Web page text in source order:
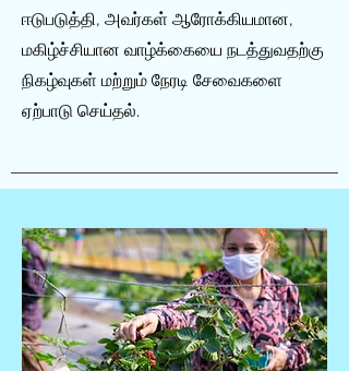
ஈடுபடுத்தி, அவர்கள் ஆரோக்கியமான,
மகிழ்ச்சியான வாழ்க்கையை நடத்துவதற்கு
நிகழ்வுகள் மற்றும் நேரடி சேவைகளை
ஏற்பாடு செய்தல்.